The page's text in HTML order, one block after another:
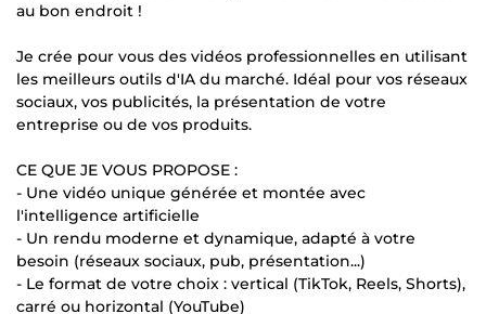
au bon endroit !
Je crée pour vous des vidéos professionnelles en utilisant
les meilleurs outils d'IA du marché. Idéal pour vos réseaux
sociaux, vos publicités, la présentation de votre
entreprise ou de vos produits.
CE QUE JE VOUS PROPOSE :
- Une vidéo unique générée et montée avec
l'intelligence artificielle
- Un rendu moderne et dynamique, adapté à votre
besoin (réseaux sociaux, pub, présentation...)
- Le format de votre choix : vertical (TikTok, Reels, Shorts),
carré ou horizontal (YouTube)